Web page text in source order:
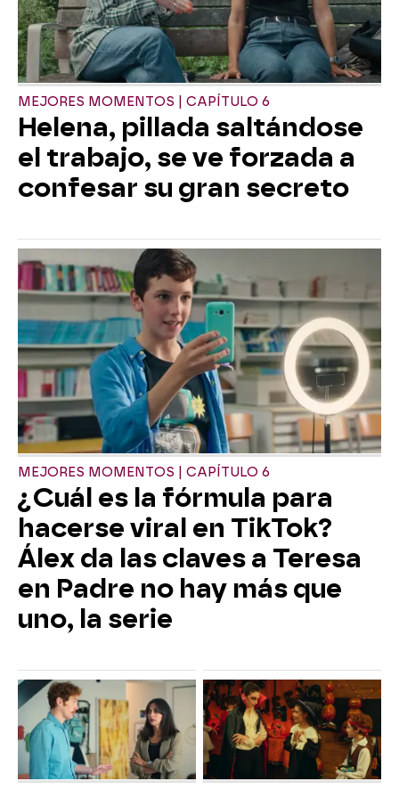
MEJORES MOMENTOS | CAPÍTULO 6
Helena, pillada saltándose
el trabajo, se ve forzada a
confesar su gran secreto
MEJORES MOMENTOS | CAPÍTULO 6
¿Cuál es la fórmula para
hacerse viral en TikTok?
Álex da las claves a Teresa
en Padre no hay más que
uno, la serie